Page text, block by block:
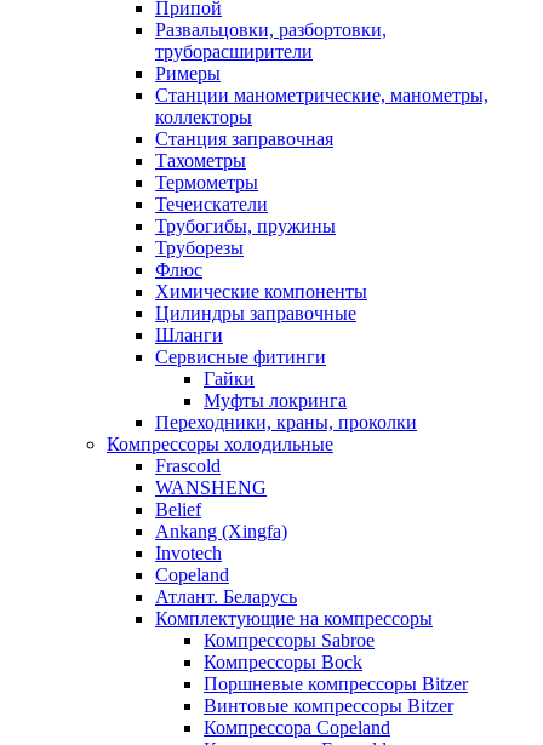
Припой
Развальцовки, разбортовки,
труборасширители
Римеры
Станции манометрические, манометры,
коллекторы
Станция заправочная
Тахометры
Термометры
Течеискатели
Трубогибы, пружины
Труборезы
Флюс
Химические компоненты
Цилиндры заправочные
Шланги
Сервисные фитинги
Гайки
Муфты локринга
Переходники, краны, проколки
Компрессоры холодильные
Frascold
WANSHENG
Belief
Ankang (Xingfa)
Invotech
Copeland
Атлант. Беларусь
Комплектующие на компрессоры
Компрессоры Sabroe
Компрессоры Bock
Поршневые компрессоры Bitzer
Винтовые компрессоры Bitzer
Компрессора Copeland